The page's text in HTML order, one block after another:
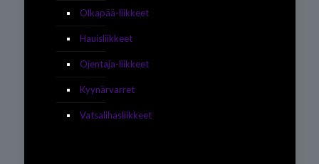
Olkapää-liikkeet
Hauisliikkeet
Ojentaja-liikkeet
Kyynärvarret
Vatsalihasliikkeet